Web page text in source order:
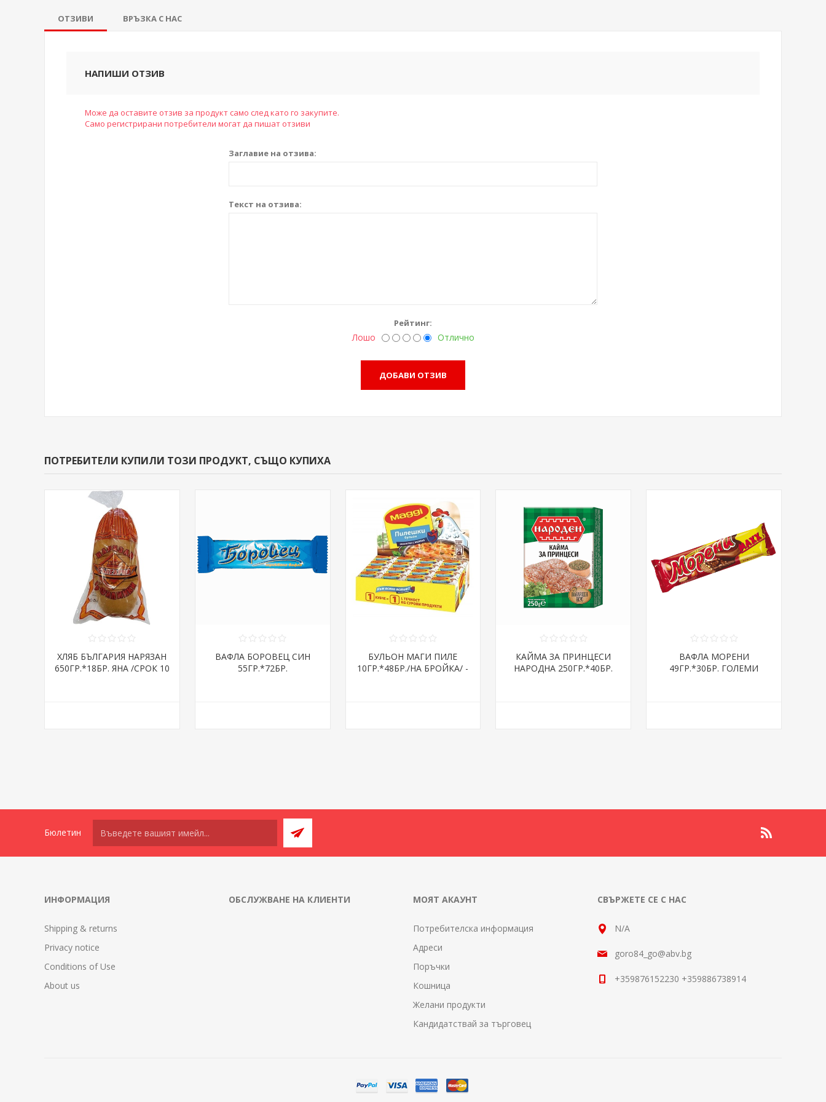
ОТЗИВИ ВРЪЗКА С НАС
НАПИШИ ОТЗИВ
Може да оставите отзив за продукт само след като го закупите.
Само регистрирани потребители могат да пишат отзиви
Заглавие на отзива:
Текст на отзива:
Рейтинг:
Лошо Отлично
ПОТРЕБИТЕЛИ КУПИЛИ ТОЗИ ПРОДУКТ, СЪЩО КУПИХА
ХЛЯБ БЪЛГАРИЯ НАРЯЗАН
650ГР.*18БР. ЯНА /СРОК 10
ВАФЛА БОРОВЕЦ СИН
55ГР.*72БР.
БУЛЬОН МАГИ ПИЛЕ
10ГР.*48БР./НА БРОЙКА/ -
КАЙМА ЗА ПРИНЦЕСИ
НАРОДНА 250ГР.*40БР.
ВАФЛА МОРЕНИ
49ГР.*30БР. ГОЛЕМИ
Бюлетин
ИНФОРМАЦИЯ
Shipping & returns
Privacy notice
Conditions of Use
About us
ОБСЛУЖВАНЕ НА КЛИЕНТИ МОЯТ АКАУНТ
Потребителска информация
Адреси
Поръчки
Кошница
Желани продукти
Кандидатствай за търговец
СВЪРЖЕТЕ СЕ С НАС
N/A
goro84_go@abv.bg
+359876152230 +359886738914